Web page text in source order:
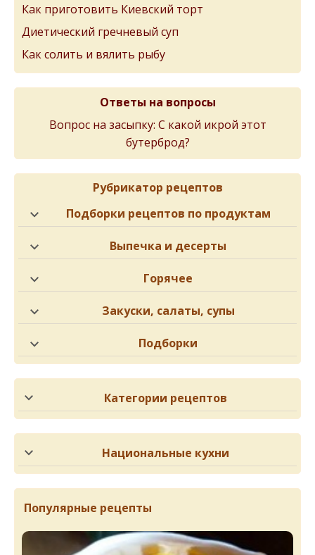
Как приготовить Киевский торт
Диетический гречневый суп
Как солить и вялить рыбу
Ответы на вопросы
Вопрос на засыпку: С какой икрой этот
бутерброд?
Рубрикатор рецептов
Подборки рецептов по продуктам
Выпечка и десерты
Горячее
Закуски, салаты, супы
Подборки
Категории рецептов
Национальные кухни
Популярные рецепты